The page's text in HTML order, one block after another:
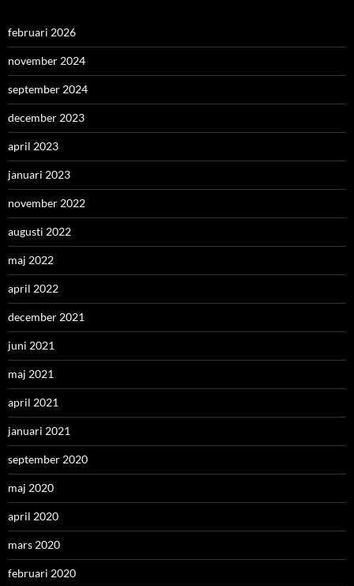
februari 2026
november 2024
september 2024
december 2023
april 2023
januari 2023
november 2022
augusti 2022
maj 2022
april 2022
december 2021
juni 2021
maj 2021
april 2021
januari 2021
september 2020
maj 2020
april 2020
mars 2020
februari 2020